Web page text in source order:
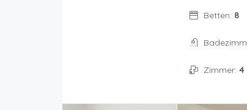
Betten: 8
Zimmer: 4